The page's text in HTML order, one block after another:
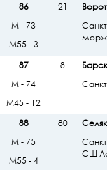
86
21
М - 73
М55 - 3
87
8
М - 74
М45 - 12
88
80
СШ
М - 75
М55 - 4